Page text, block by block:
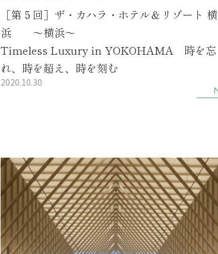
［第５回］ザ・カハラ・ホテル＆リゾート 横
浜 ～横浜～
Timeless Luxury in YOKOHAMA 時を忘
れ、時を超え、時を刻む
2020.10.30